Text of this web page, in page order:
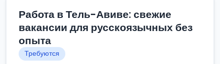
Работа в Тель-Авиве: свежие
вакансии для русскоязычных без
опыта
Требуются